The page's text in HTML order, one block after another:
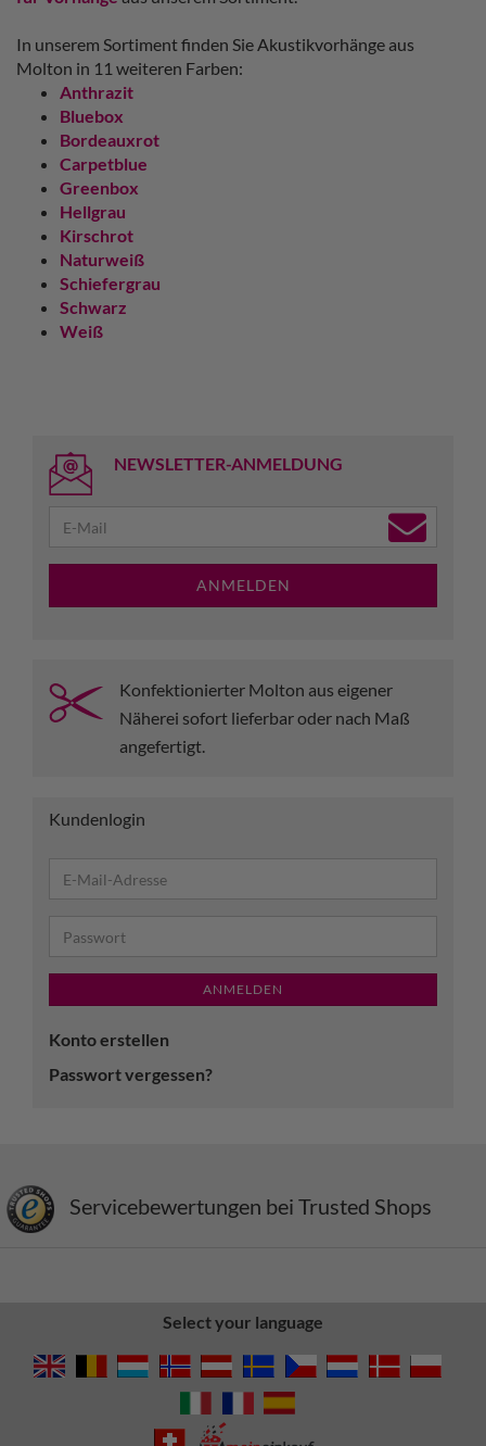
In unserem Sortiment finden Sie Akustikvorhänge aus
Molton in 11 weiteren Farben:
Anthrazit
Bluebox
Bordeauxrot
Carpetblue
Greenbox
Hellgrau
Kirschrot
Naturweiß
Schiefergrau
Schwarz
Weiß
NEWSLETTER-ANMELDUNG
ANMELDEN
Konfektionierter Molton aus eigener
Näherei sofort lieferbar oder nach Maß
angefertigt.
Kundenlogin
ANMELDEN
Konto erstellen
Passwort vergessen?
Servicebewertungen bei Trusted Shops
Select your language